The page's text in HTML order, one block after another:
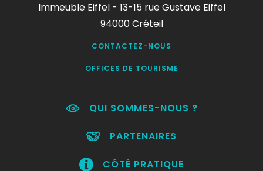
Immeuble Eiffel - 13-15 rue Gustave Eiffel
94000 Créteil
CONTACTEZ-NOUS
OFFICES DE TOURISME
QUI SOMMES-NOUS ?
PARTENAIRES
CÔTÉ PRATIQUE